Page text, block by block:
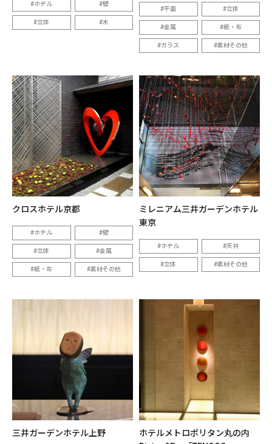
ホテル 壁
立体 木
平面 立体
金属 紙・布
ガラス 素材その他
クロスホテル京都
ホテル 壁
立体 金属
紙・布 素材その他
ミレニアム三井ガーデンホテル
東京
ホテル 天井
立体 素材その他
三井ガーデンホテル上野
ホテルメトロポリタン丸の内